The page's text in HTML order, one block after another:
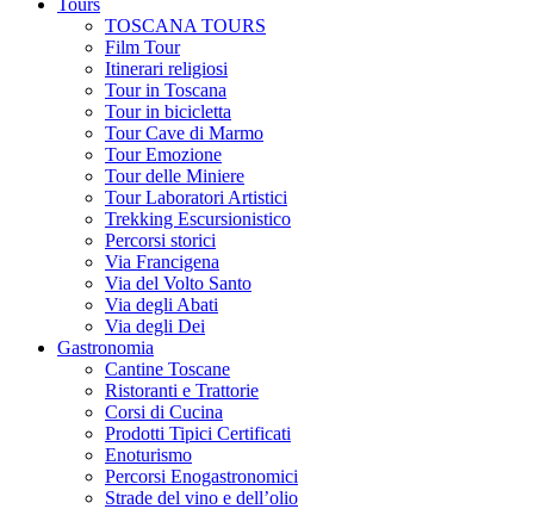
Tours
TOSCANA TOURS
Film Tour
Itinerari religiosi
Tour in Toscana
Tour in bicicletta
Tour Cave di Marmo
Tour Emozione
Tour delle Miniere
Tour Laboratori Artistici
Trekking Escursionistico
Percorsi storici
Via Francigena
Via del Volto Santo
Via degli Abati
Via degli Dei
Gastronomia
Cantine Toscane
Ristoranti e Trattorie
Corsi di Cucina
Prodotti Tipici Certificati
Enoturismo
Percorsi Enogastronomici
Strade del vino e dell’olio